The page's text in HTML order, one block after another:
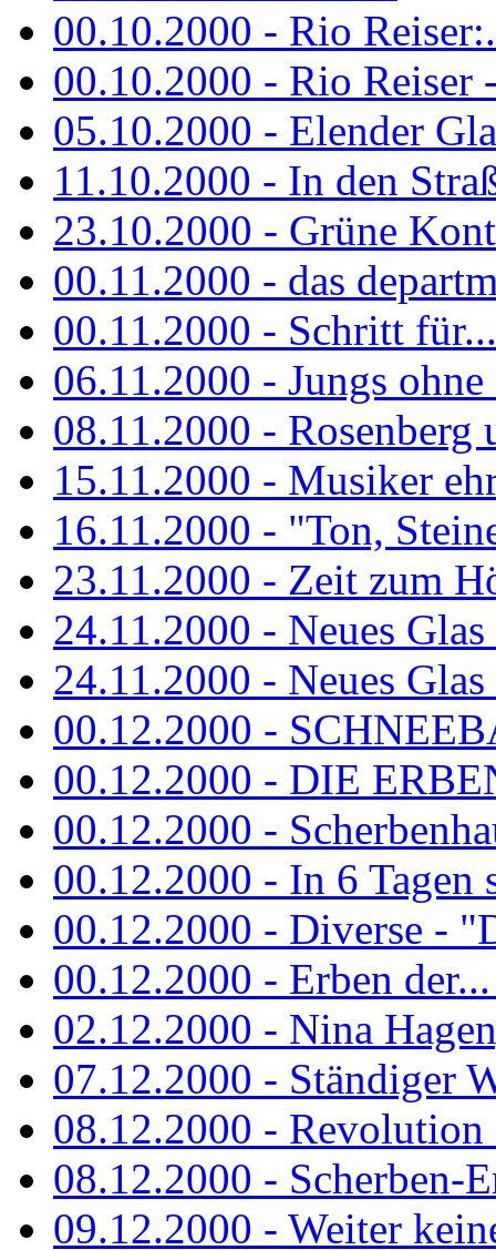
00.10.2000 - Rio
00.10.2000 - Rio Reiser
05.10.2000 - Elender
11.10.2000 - In den
23.10.2000 - Grüne
00.11.2000 - das
00.11.2000 - Schritt
06.11.2000 - Jungs
08.11.2000 - Rosenberg
15.11.2000 - Musiker
16.11.2000 - "Ton,
23.11.2000 - Zeit zum
24.11.2000 - Neues
24.11.2000 - Neues Glas
00.12.2000 -
00.12.2000 - DIE
00.12.2000 -
00.12.2000 - In 6 Tagen
00.12.2000 - Diverse -
00.12.2000 - Erben
02.12.2000 - Nina
07.12.2000 - Ständiger
08.12.2000 - Revolution
08.12.2000 - Scherben-
09.12.2000 - Weiter